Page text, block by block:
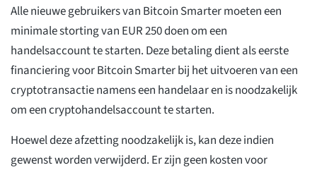
Alle nieuwe gebruikers van Bitcoin Smarter moeten een
minimale storting van EUR 250 doen om een
handelsaccount te starten. Deze betaling dient als eerste
financiering voor Bitcoin Smarter bij het uitvoeren van een
cryptotransactie namens een handelaar en is noodzakelijk
om een cryptohandelsaccount te starten.
Hoewel deze afzetting noodzakelijk is, kan deze indien
gewenst worden verwijderd. Er zijn geen kosten voor